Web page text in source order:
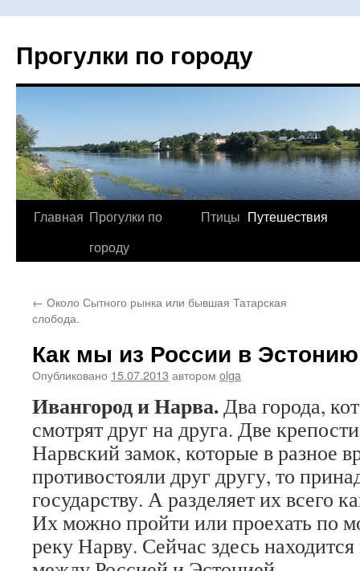
Прогулки по городу
Перейти
Главная Прогулки по
городу
Птицы Путешествия
← Около Сытного рынка или бывшая Татарская
слобода.
Как мы из России в
Опубликовано 15.07.2013 автором olga
Ивангород и Нарва.Два города,
смотрят друг на друга. Две
Нарвский замок, которые в разное
противостояли друг другу, то
государству. А разделяет их всего
Их можно пройти или проехать по
реку Нарву. Сейчас здесь